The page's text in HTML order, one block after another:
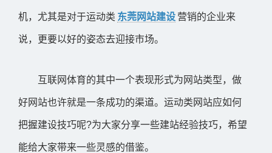
机，尤其是对于运动类 东莞网站建设 营销的企业来
说，更要以好的姿态去迎接市场。
互联网体育的其中一个表现形式为网站类型，做
好网站也许就是一条成功的渠道。运动类网站应如何
把握建设技巧呢?为大家分享一些建站经验技巧，希望
能给大家带来一些灵感的借鉴。